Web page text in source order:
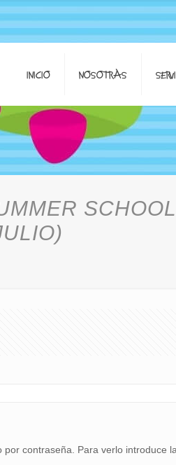
INICIO NOSOTRAS
por contraseña. Para verlo introduce